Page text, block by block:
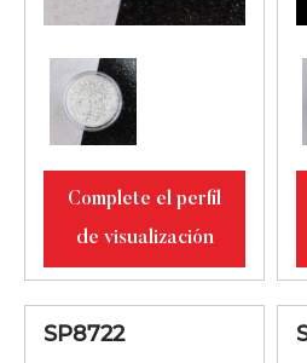
SP8815
Rayspark
SP8821
Rayspark
SP8822
Rayspark
SP8823
Rayspark
Violeta
Complete el perfil
de visualización
SP8722